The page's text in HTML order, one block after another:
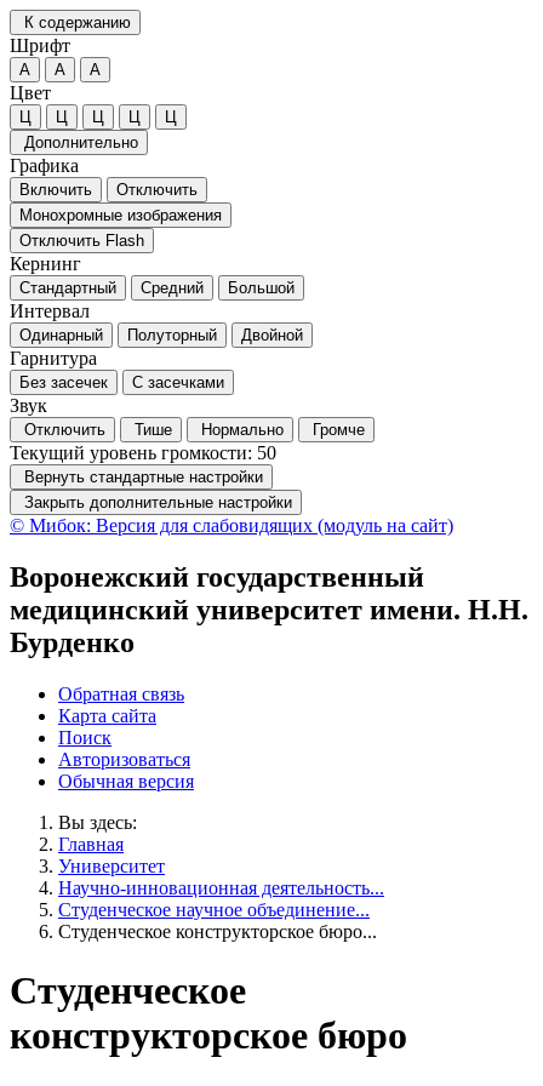
К содержанию
Шрифт
А А А
Цвет
Ц Ц Ц Ц
Ц
Дополнительно
Графика
Включить
Отключить
Монохромные изображения
Отключить Flash
Кернинг
Стандартный Средний Большой
Интервал
Одинарный Полуторный Двойной
Гарнитура
Без засечек С засечками
Звук
Отключить Тише Нормально Громче
Текущий уровень громкости: 50
Вернуть стандартные настройки
Закрыть дополнительные настройки
© Мибок: Версия для слабовидящих (модуль на сайт)
Воронежский государственный
медицинский университет имени. Н.Н.
Бурденко
Обратная связь
Карта сайта
Поиск
Авторизоваться
Обычная версия
Вы здесь:
Главная
Университет
Научно-инновационная деятельность...
Студенческое научное объединение...
Студенческое конструкторское бюро...
Студенческое
конструкторское бюро